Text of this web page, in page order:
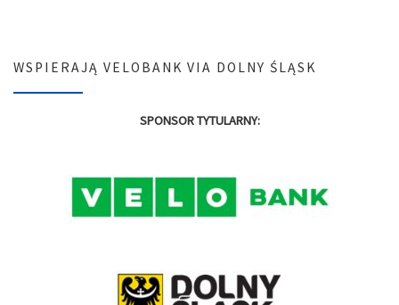
WSPIERAJĄ VELOBANK VIA DOLNY ŚLĄSK
SPONSOR TYTULARNY: